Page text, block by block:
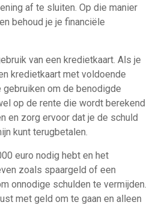
af te sluiten. Op die manier
behoud je je financiële
van een kredietkaart. Als je
kredietkaart met voldoende
om de benodigde
op de rente die wordt berekend
en zorg ervoor dat je de schuld
kunt terugbetalen.
euro nodig hebt en het
zoals spaargeld of een
onnodige schulden te vermijden.
met geld om te gaan en alleen